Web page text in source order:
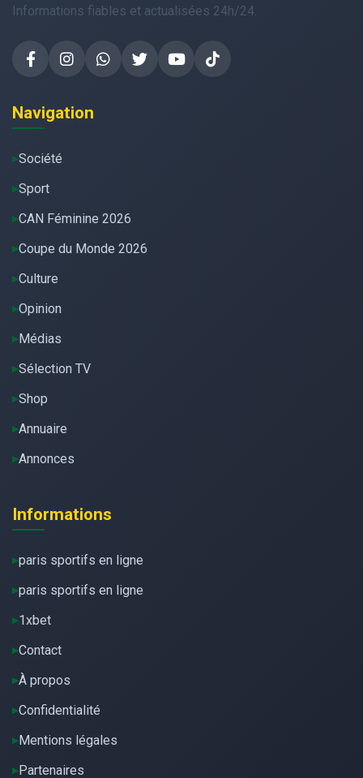
Informations fiables et actualisées 24h/24.
Navigation
Société
Sport
CAN Féminine 2026
Coupe du Monde 2026
Culture
Opinion
Médias
Sélection TV
Shop
Annuaire
Annonces
Informations
paris sportifs en ligne
paris sportifs en ligne
1xbet
Contact
À propos
Confidentialité
Mentions légales
Partenaires